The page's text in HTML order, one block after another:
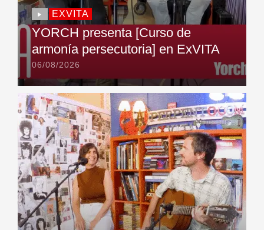
EXVITA
YORCH presenta [Curso de
armonía persecutoria] en ExVITA
06/08/2026